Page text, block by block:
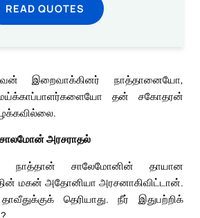
READ QUOTES
இறைவாக்கினர் நாத்தானையோ,
தன் சகோதரன்
சாலமோன் அரசராதல்
நாத்தான் சாலேமோனின் தாயான
மகன் அதோனியா அரசனாகிவிட்டான்.
தெரியாது. நீர் இதுபற்றிக்